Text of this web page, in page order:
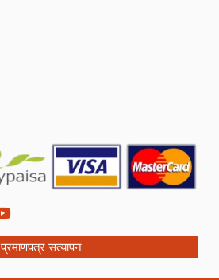
प्रमाणपत्र सत्यापन